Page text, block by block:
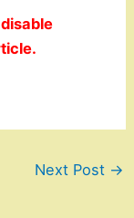
Next Post →